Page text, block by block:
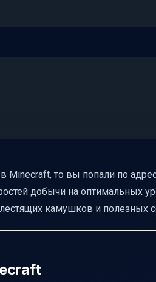
Minecraft, то вы попали по
добычи на оптимальных
камушков и полезных